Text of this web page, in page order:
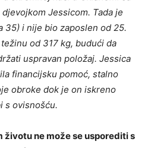
Jessicom. Tada je
35) i nije bio zaposlen od 25.
od 317 kg, budući da
uspravan položaj. Jessica
financijsku pomoć, stalno
obroke dok je on iskreno
s ovisnošću.
životu ne može se usporediti s